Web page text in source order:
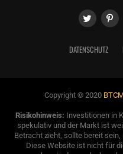
DATENSCHUTZ
Copyright © 2020
Risikohinweis: Investitionen in
spekulativ und der Markt ist
Betracht zieht, sollte bereit
Diese Website ist nicht für